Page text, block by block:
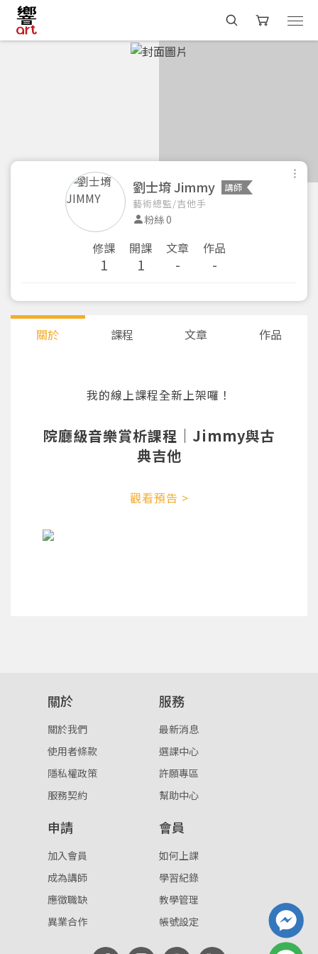
或
註冊
。
劉士堉 Jimmy 講師
藝術總監/吉他手
粉絲 0
修課
1
開課
1
文章
-
作品
-
關於 課程 文章 作品
我的線上課程全新上架囉！
院廳級音樂賞析課程｜Jimmy與古
典吉他
觀看預告 >
關於
關於我們
使用者條款
隱私權政策
服務契約
服務
最新消息
選課中心
許願專區
幫助中心
申請
加入會員
成為講師
應徵職缺
異業合作
會員
如何上課
學習紀錄
教學管理
帳號設定